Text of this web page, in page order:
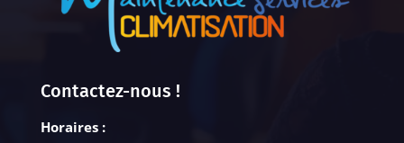
Contactez-nous !
Horaires :